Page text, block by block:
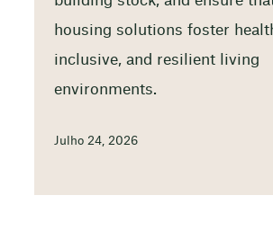
housing solutions foster
inclusive, and resilient living
environments.
Julho 24, 2026